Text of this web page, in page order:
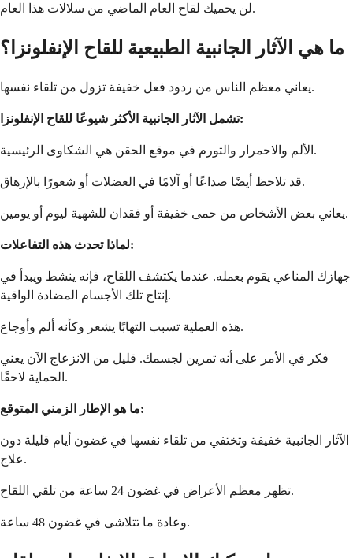
لن يحميك لقاح العام الماضي من سلالات هذا العام.
ما هي الآثار الجانبية الطبيعية للقاح الإنفلونزا؟
يعاني معظم الناس من ردود فعل خفيفة تزول من تلقاء نفسها.
تشمل الآثار الجانبية الأكثر شيوعًا للقاح الإنفلونزا:
الألم والاحمرار والتورم في موقع الحقن هي الشكاوى الرئيسية.
قد تلاحظ أيضًا صداعًا أو آلامًا في العضلات أو شعورًا بالإرهاق.
يعاني بعض الأشخاص من حمى خفيفة أو فقدان للشهية ليوم أو يومين.
لماذا تحدث هذه التفاعلات:
جهازك المناعي يقوم بعمله. عندما يكتشف اللقاح، فإنه ينشط ويبدأ في
إنتاج تلك الأجسام المضادة الواقية.
هذه العملية تسبب التهابًا يشعر وكأنه ألم وأوجاع.
فكر في الأمر على أنه تمرين لجسمك. قليل من الانزعاج الآن يعني
الحماية لاحقًا.
ما هو الإطار الزمني المتوقع:
الآثار الجانبية خفيفة وتختفي من تلقاء نفسها في غضون أيام قليلة دون
علاج.
تظهر معظم الأعراض في غضون 24 ساعة من تلقي اللقاح.
وعادة ما تتلاشى في غضون 48 ساعة.